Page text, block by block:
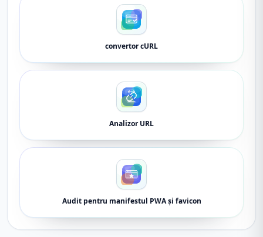
convertor cURL
Analizor URL
Audit pentru manifestul PWA și favicon